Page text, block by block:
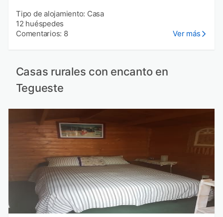
Tipo de alojamiento: Casa
12 huéspedes
Comentarios: 8
Ver más
Casas rurales con encanto en
Tegueste